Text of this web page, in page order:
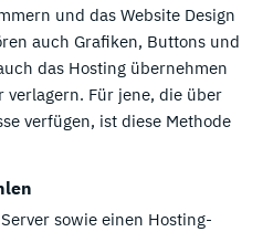
und das Website Design
auch Grafiken, Buttons und
das Hosting übernehmen
Für jene, die über
verfügen, ist diese Methode
sowie einen Hosting-